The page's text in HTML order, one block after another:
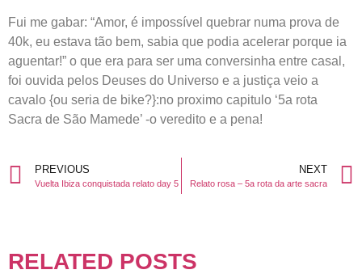
Fui me gabar: “Amor, é impossível quebrar numa prova de
40k, eu estava tão bem, sabia que podia acelerar porque ia
aguentar!” o que era para ser uma conversinha entre casal,
foi ouvida pelos Deuses do Universo e a justiça veio a
cavalo {ou seria de bike?}:no proximo capitulo ‘5a rota
Sacra de São Mamede’ -o veredito e a pena!
PREVIOUS
Vuelta Ibiza conquistada relato day 5
NEXT
Relato rosa – 5a rota da arte sacra
RELATED POSTS